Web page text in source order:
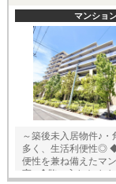
徒歩4分 テルマー湯
グ 新宿5丁目店 徒
マンショ
～築後未入居物件♪
多く、生活利便性◎ ◆都心へのアクセスも良く、落ち着いた住環境と利
便性を兼ね備えたマ
実♪ ◆鞄に入れたまま